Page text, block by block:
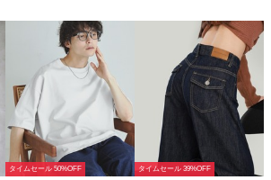
タイムセール 50%OFF タイムセール 39%OFF